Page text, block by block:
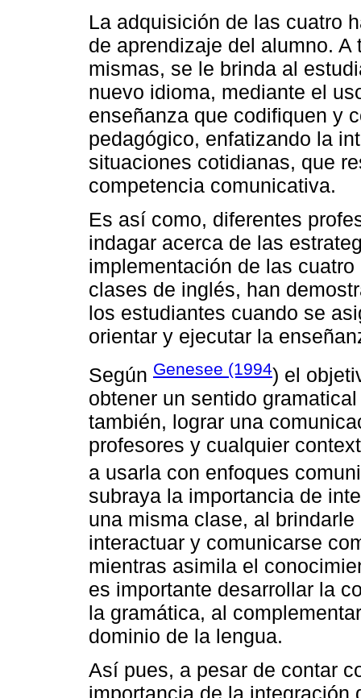
La adquisición de las cuatro
de aprendizaje del alumno.
mismas, se le brinda al
nuevo idioma, mediante el
enseñanza que codifiquen y
pedagógico, enfatizando la
situaciones cotidianas, que
competencia comunicativa.
Es así como, diferentes
indagar acerca de las
implementación de las
clases de inglés, han
los estudiantes cuando se
orientar y ejecutar la
Según Genesee (1994) el
obtener un sentido
también, lograr una
profesores y cualquier
a usarla con enfoques
subraya la importancia de
una misma clase, al
interactuar y comunicarse
mientras asimila el
es importante desarrollar la
la gramática, al
dominio de la lengua.
Así pues, a pesar de contar
importancia de la integración